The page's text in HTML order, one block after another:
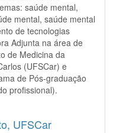
saúde mental,
mental, saúde mental
de tecnologias
Adjunta na área de
de Medicina da
(UFSCar) e
de Pós-graduação
profissional).
UFSCar